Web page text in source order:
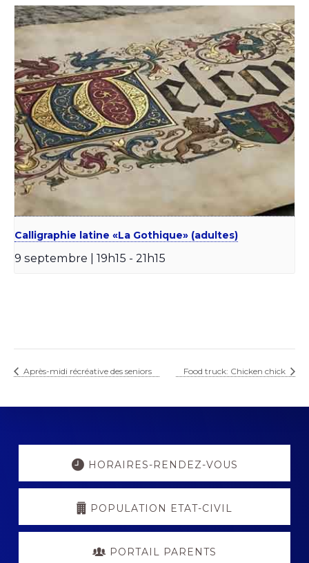
Calligraphie latine «La Gothique» (adultes)
9 septembre | 19h15 - 21h15
Après-midi récréative des seniors Food truck: Chicken chick
Explore
HORAIRES-RENDEZ-VOUS
POPULATION ETAT-CIVIL
PORTAIL PARENTS